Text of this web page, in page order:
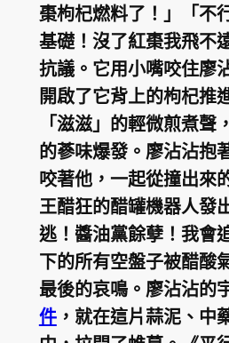
棗枸杞燃料了！」「不
基礎！沒了紅棗我飛不
抗議。它用小嘴咬住廖
開啟了它背上的枸杞推
「滋滋」的輕微煎煮聲
的蔘味爆發。廖沾沾抱
咬著他，一起從撞出來
王醋狂的醋罐機器人發
逃！醬油黨餘孽！我會
下的所有空盤子被醋酸
最後的哀鳴。廖沾沾的
件，就在這片蒜泥、中